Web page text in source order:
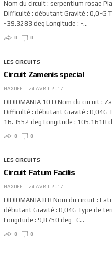
Nom du circuit : serpentium rosae
Difficulté : débutant Gravité : 0,0-G
-39.3283 deg Longitude : -…
0 0
LES CIRCUITS
Circuit Zamenis special
HAX066 24 AVRIL 2017
DIDIOMANJA 10 D Nom du circuit :
Difficulté : débutant Gravité : 0,04G
16.3552 deg Longitude : 105.1618
0 0
LES CIRCUITS
Circuit Fatum Facilis
HAX066 24 AVRIL 2017
DIDIOMANJA 8 B Nom du circuit :
débutant Gravité : 0,04G Type de
Longitude : 9,8750 deg C…
0 0